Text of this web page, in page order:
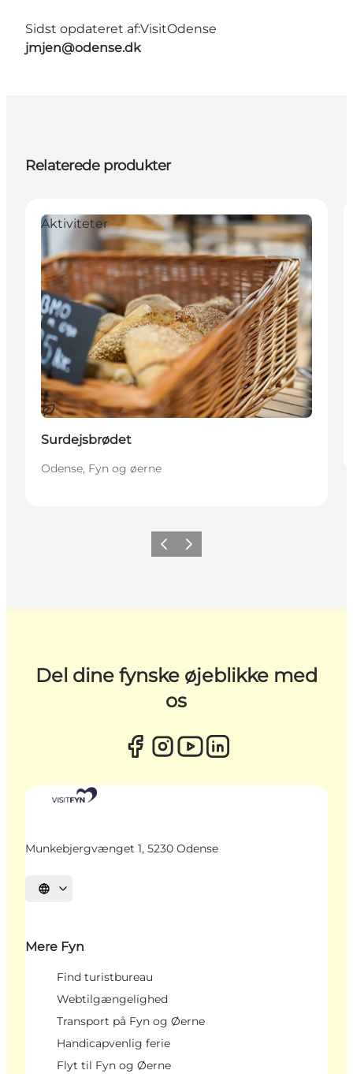
Sidst opdateret af:VisitOdense
jmjen@odense.dk
Relaterede produkter
Bæredygtige oplevelser
Aktiviteter
Surdejsbrødet
Odense, Fyn og øerne
ForrigeNæste
Del dine fynske øjeblikke med
os
Munkebjergvænget 1, 5230 Odense
Vælg sprog
Mere Fyn
Find turistbureau
Webtilgængelighed
Transport på Fyn og Øerne
Handicapvenlig ferie
Flyt til Fyn og Øerne